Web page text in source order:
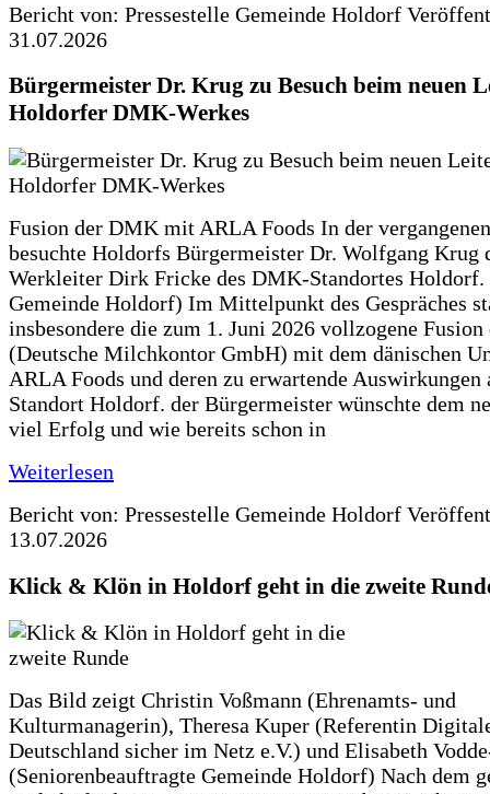
Bericht von: Pressestelle Gemeinde Holdorf
31.07.2026
Bürgermeister Dr. Krug zu Besuch beim neuen
Holdorfer DMK-Werkes
Fusion der DMK mit ARLA Foods In der
besuchte Holdorfs Bürgermeister Dr. Wolfgang Krug
Werkleiter Dirk Fricke des DMK-Standortes Holdorf.
Gemeinde Holdorf) Im Mittelpunkt des Gespräches
insbesondere die zum 1. Juni 2026 vollzogene
(Deutsche Milchkontor GmbH) mit dem dänischen
ARLA Foods und deren zu erwartende Auswirkungen
Standort Holdorf. der Bürgermeister wünschte dem
viel Erfolg und wie bereits schon in
Weiterlesen
Bericht von: Pressestelle Gemeinde Holdorf
13.07.2026
Klick & Klön in Holdorf geht in die zweite
Das Bild zeigt Christin Voßmann (Ehrenamts- und
Kulturmanagerin), Theresa Kuper (Referentin
Deutschland sicher im Netz e.V.) und Elisabeth
(Seniorenbeauftragte Gemeinde Holdorf) Nach dem